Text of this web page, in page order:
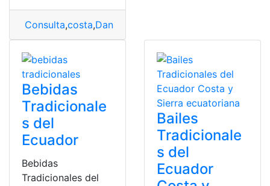
Consulta,costa,Danza
Bebidas
Tradicionale
s del
Ecuador
Bebidas
Tradicionales del
Bailes
Tradicionale
s del
Ecuador